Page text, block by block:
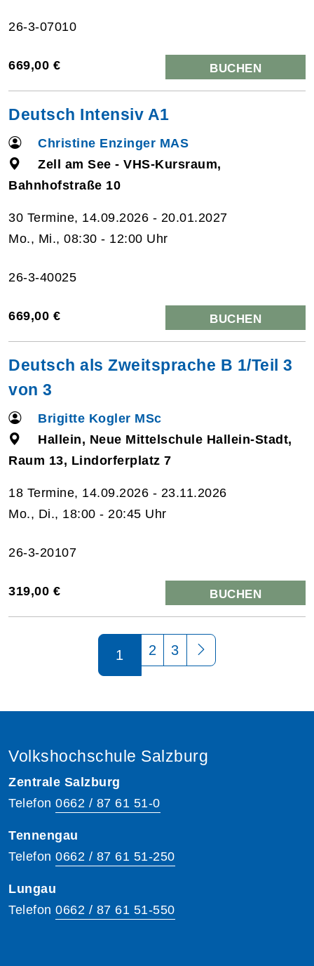
26-3-07010
669,00 € BUCHEN
Deutsch Intensiv A1
Christine Enzinger MAS
Zell am See - VHS-Kursraum,
Bahnhofstraße 10
30 Termine, 14.09.2026 - 20.01.2027
Mo., Mi., 08:30 - 12:00 Uhr
26-3-40025
669,00 € BUCHEN
Deutsch als Zweitsprache B 1/Teil 3
von 3
Brigitte Kogler MSc
Hallein, Neue Mittelschule Hallein-Stadt,
Raum 13, Lindorferplatz 7
18 Termine, 14.09.2026 - 23.11.2026
Mo., Di., 18:00 - 20:45 Uhr
26-3-20107
319,00 € BUCHEN
1 2 3
Volkshochschule Salzburg
Zentrale Salzburg
Telefon 0662 / 87 61 51-0
Tennengau
Telefon 0662 / 87 61 51-250
Lungau
Telefon 0662 / 87 61 51-550